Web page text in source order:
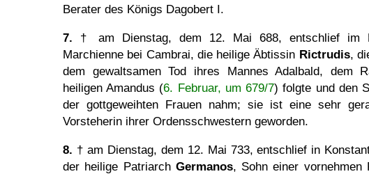
Berater des Königs Dagobert I.
7. † am Dienstag, dem 12. Mai 688, entschlief im
Marchienne bei Cambrai, die heilige Äbtissin Rictrudis,
dem gewaltsamen Tod ihres Mannes Adalbald, dem
heiligen Amandus (6. Februar, um 679/7) folgte und den
der gottgeweihten Frauen nahm; sie ist eine sehr
Vorsteherin ihrer Ordensschwestern geworden.
8. † am Dienstag, dem 12. Mai 733, entschlief in
der heilige Patriarch Germanos, Sohn einer vornehmen